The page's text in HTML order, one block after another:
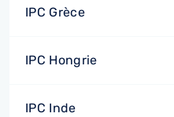
IPC Grèce
IPC Hongrie
IPC Inde